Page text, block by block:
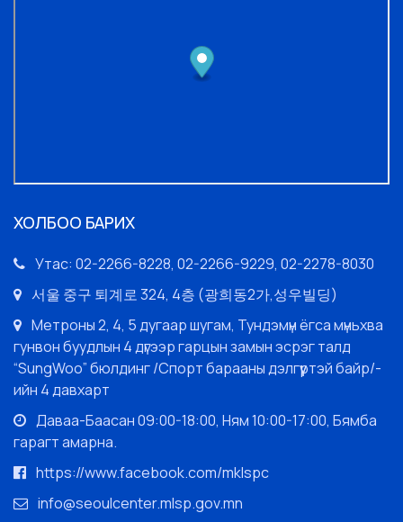
ХОЛБОО БАРИХ
Утас: 02-2266-8228, 02-2266-9229, 02-2278-8030
서울 중구 퇴계로 324, 4층 (광희동2가,성우빌딩)
Метроны 2, 4, 5 дугаар шугам, Тундэмүн ёгса мүньхва
гунвон буудлын 4 дүгээр гарцын замын эсрэг талд
“SungWoo” бюлдинг /Спорт барааны дэлгүүртэй байр/-
ийн 4 давхарт
Даваа-Баасан 09:00-18:00, Ням 10:00-17:00, Бямба
гарагт амарна.
https://www.facebook.com/mklspc
info@seoulcenter.mlsp.gov.mn